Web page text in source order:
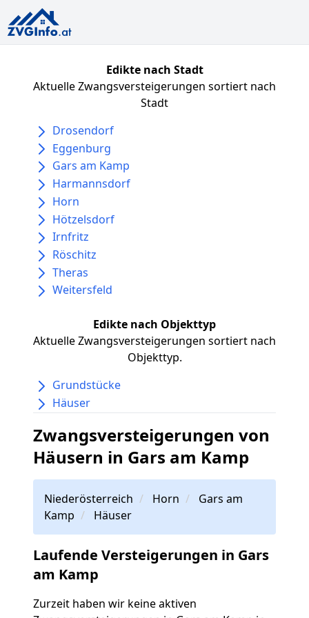
Edikte nach Stadt
Aktuelle Zwangsversteigerungen sortiert nach
Stadt
Drosendorf
Eggenburg
Gars am Kamp
Harmannsdorf
Horn
Hötzelsdorf
Irnfritz
Röschitz
Theras
Weitersfeld
Edikte nach Objekttyp
Aktuelle Zwangsversteigerungen sortiert nach
Objekttyp.
Grundstücke
Häuser
Zwangsversteigerungen von
Häusern in Gars am Kamp
Niederösterreich Horn
Gars am
Kamp
Häuser
Laufende Versteigerungen in Gars
am Kamp
Zurzeit haben wir keine aktiven